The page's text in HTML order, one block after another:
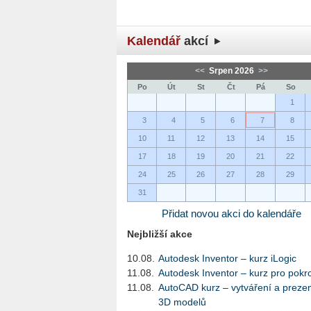
Kalendář akcí
<< Srpen 2026 >>
Po Út St Čt Pá So
1
3 4 5 6 7 8
10 11 12 13 14 15
17 18 19 20 21 22
24 25 26 27 28 29
31
Přidat novou akci do kalendáře
Nejbližší akce
10.08.
Autodesk Inventor – kurz iLogic
11.08.
Autodesk Inventor – kurz pro
11.08.
AutoCAD kurz – vytváření a
3D modelů